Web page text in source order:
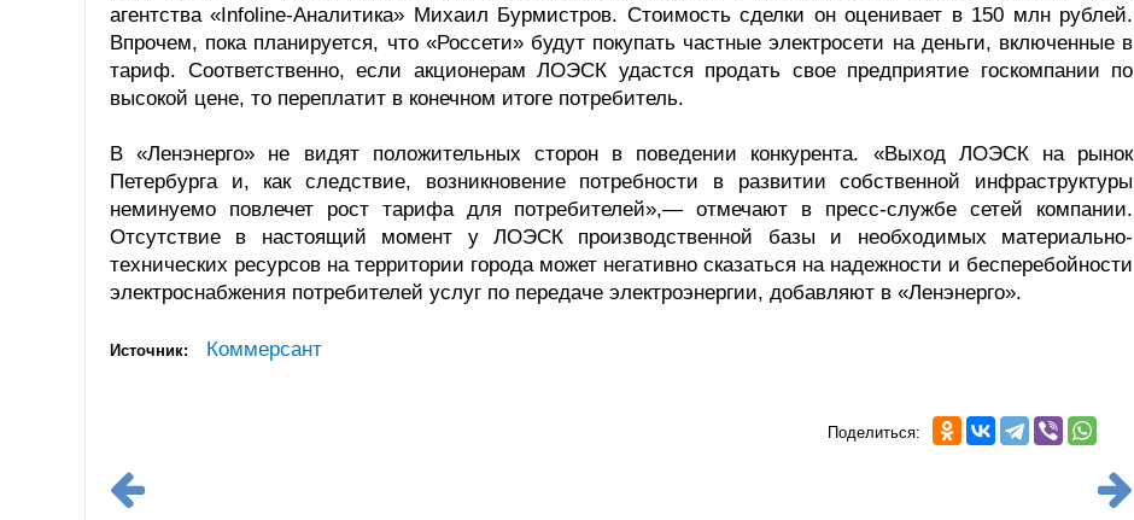
агентства «Infoline-Аналитика» Михаил Бурмистров. Стоимость сделки он оценивает в 150 млн рублей.
Впрочем, пока планируется, что «Россети» будут покупать частные электросети на деньги, включенные в
тариф. Соответственно, если акционерам ЛОЭСК удастся продать свое предприятие госкомпании по
высокой цене, то переплатит в конечном итоге потребитель.
В «Ленэнерго» не видят положительных сторон в поведении конкурента. «Выход ЛОЭСК на рынок
Петербурга и, как следствие, возникновение потребности в развитии собственной инфраструктуры
неминуемо повлечет рост тарифа для потребителей»,— отмечают в пресс-службе сетей компании.
Отсутствие в настоящий момент у ЛОЭСК производственной базы и необходимых материально-
технических ресурсов на территории города может негативно сказаться на надежности и бесперебойности
электроснабжения потребителей услуг по передаче электроэнергии, добавляют в «Ленэнерго».
Источник: Коммерсант
Поделиться: